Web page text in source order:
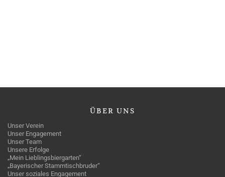
ÜBER UNS
Unser Verein
Unser Engagement
Unser Team
Unsere Erfolge
„Mein Lieblingsbiergarten“
„Bayerischer Stammtischbruder“
Unser soziales Engagement